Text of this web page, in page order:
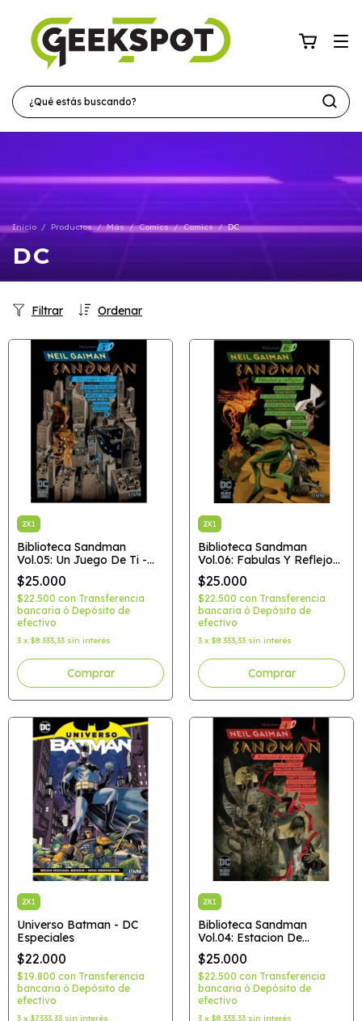
Inicio / Productos / Más / Comics / Comics / DC
DC
Ordenar
Filtrar
2X1
Biblioteca Sandman
Vol.05: Un Juego De Ti -
Black Label
$25.000
$22.500 con Transferencia
bancaria ó Depósito de
efectivo
3 x $8.333,33 sin interés
2X1
Biblioteca Sandman
Vol.06: Fabulas Y Reflejos
- Black Label
$25.000
$22.500 con Transferencia
bancaria ó Depósito de
efectivo
3 x $8.333,33 sin interés
2X1
Universo Batman - DC
Especiales
$22.000
$19.800 con Transferencia
bancaria ó Depósito de
efectivo
3 x $7.333,33 sin interés
2X1
Biblioteca Sandman
Vol.04: Estacion De
Nieblas - Black Label
$25.000
$22.500 con Transferencia
bancaria ó Depósito de
efectivo
3 x $8.333,33 sin interés